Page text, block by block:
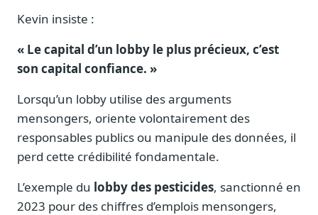
Kevin insiste :
« Le capital d’un lobby le plus précieux, c’est
son capital confiance. »
Lorsqu’un lobby utilise des arguments
mensongers, oriente volontairement des
responsables publics ou manipule des données, il
perd cette crédibilité fondamentale.
L’exemple du lobby des pesticides, sanctionné en
2023 pour des chiffres d’emplois mensongers,